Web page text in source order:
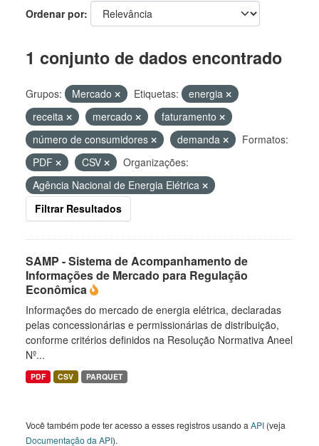
Ordenar por
1 conjunto de dados encontrado
Grupos: Mercado Etiquetas:
energia
receita
mercado
faturamento
número de consumidores
demanda
Formatos:
PDF
CSV
Organizações:
Agência Nacional de Energia Elétrica
Filtrar Resultados
SAMP - Sistema de Acompanhamento de
Informações de Mercado para Regulação
Econômica
Informações do mercado de energia elétrica, declaradas
pelas concessionárias e permissionárias de distribuição,
conforme critérios definidos na Resolução Normativa Aneel
Nº...
PDF CSV PARQUET
Você também pode ter acesso a esses registros usando a API (veja
Documentação da API).